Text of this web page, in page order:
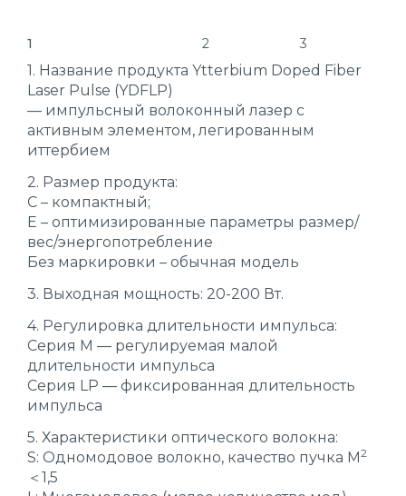
1 2 3
1. Название продукта Ytterbium Doped Fiber
Laser Pulse (YDFLP)
— импульсный волоконный лазер с
активным элементом, легированным
иттербием
2. Размер продукта:
С – компактный;
E – оптимизированные параметры размер/
вес/энергопотребление
Без маркировки – обычная модель
3. Выходная мощность: 20-200 Вт.
4. Регулировка длительности импульса:
Серия M — регулируемая малой
длительности импульса
Серия LP — фиксированная длительность
импульса
5. Характеристики оптического волокна:
S: Одномодовое волокно, качество пучка М2
＜1,5